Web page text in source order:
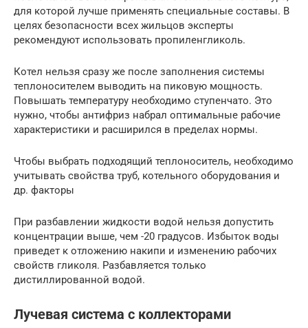
для которой лучше применять специальные составы. В
целях безопасности всех жильцов эксперты
рекомендуют использовать пропиленгликоль.
Котел нельзя сразу же после заполнения системы
теплоносителем выводить на пиковую мощность.
Повышать температуру необходимо ступенчато. Это
нужно, чтобы антифриз набрал оптимальные рабочие
характеристики и расширился в пределах нормы.
Чтобы выбрать подходящий теплоноситель, необходимо
учитывать свойства труб, котельного оборудования и
др. факторы
При разбавлении жидкости водой нельзя допустить
концентрации выше, чем -20 градусов. Избыток воды
приведет к отложению накипи и изменению рабочих
свойств гликоля. Разбавляется только
дистиллированной водой.
Лучевая система с коллекторами